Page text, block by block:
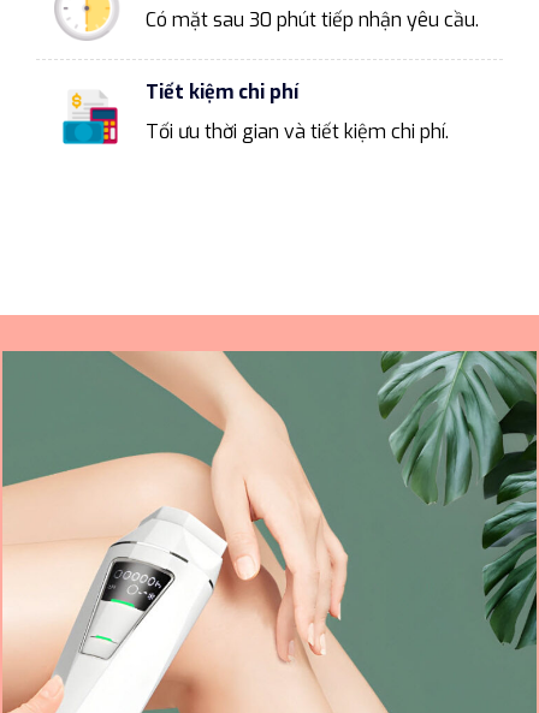
Có mặt sau 30 phút tiếp nhận yêu cầu.
Tiết kiệm chi phí
Tối ưu thời gian và tiết kiệm chi phí.